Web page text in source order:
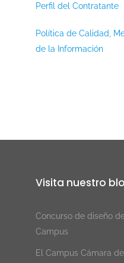
Perfil del Contratante
Política de Calidad,
de la Información
Visita nuestro
Concurso de diseño
Campus
El Campus Cámara